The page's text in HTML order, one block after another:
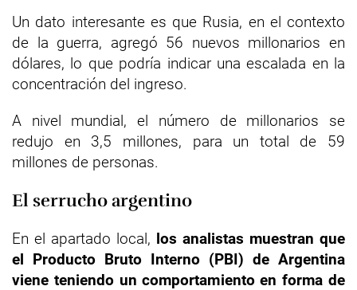
Un dato interesante es que Rusia, en el contexto
de la guerra, agregó 56 nuevos millonarios en
dólares, lo que podría indicar una escalada en la
concentración del ingreso.
A nivel mundial, el número de millonarios se
redujo en 3,5 millones, para un total de 59
millones de personas.
El serrucho argentino
En el apartado local, los analistas muestran que
el Producto Bruto Interno (PBI) de Argentina
viene teniendo un comportamiento en forma de